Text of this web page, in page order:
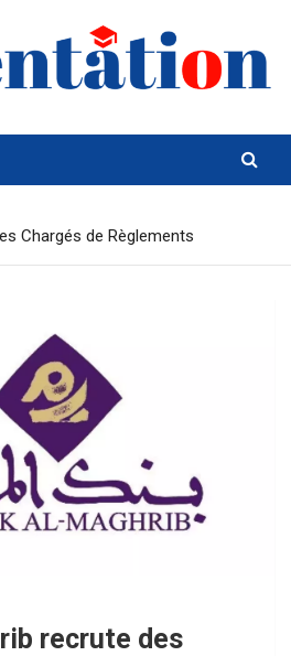
Chargés de Règlements
recrute des